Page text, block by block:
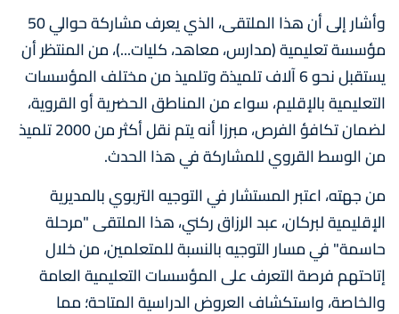
وأشار إلى أن هذا الملتقى، الذي يعرف مشاركة حوالي 50
مؤسسة تعليمية (مدارس، معاهد، كليات...)، من المنتظر أن
يستقبل نحو 6 آلاف تلميذة وتلميذ من مختلف المؤسسات
التعليمية بالإقليم، سواء من المناطق الحضرية أو القروية،
لضمان تكافؤ الفرص، مبرزا أنه يتم نقل أكثر من 2000 تلميذ
من الوسط القروي للمشاركة في هذا الحدث.
من جهته، اعتبر المستشار في التوجيه التربوي بالمديرية
الإقليمية لبركان، عبد الرزاق ركني، هذا الملتقى "مرحلة
حاسمة" في مسار التوجيه بالنسبة للمتعلمين، من خلال
إتاحتهم فرصة التعرف على المؤسسات التعليمية العامة
والخاصة، واستكشاف العروض الدراسية المتاحة؛ مما